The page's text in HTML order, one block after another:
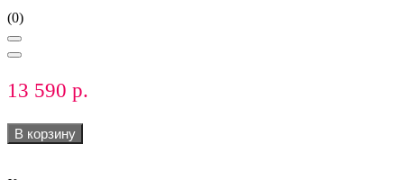
(0)
13 590 р.
В корзину